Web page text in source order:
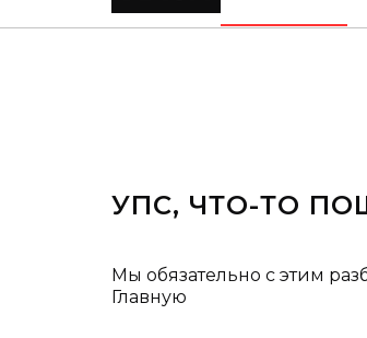
УПС, ЧТО-ТО
Мы обязательно с этим
Главную